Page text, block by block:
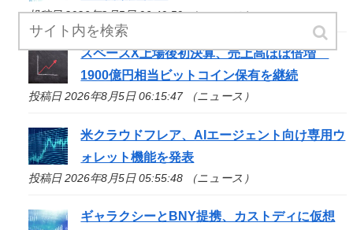
投稿日 2026年8月5日 06:40:50 （ニュース）
スペースX上場後初決算、売上高ほぼ倍増
1900億円相当ビットコイン保有を継続
投稿日 2026年8月5日 06:15:47 （ニュース）
米クラウドフレア、AIエージェント向け専用ウ
ォレット機能を発表
投稿日 2026年8月5日 05:55:48 （ニュース）
ギャラクシーとBNY提携、カストディに仮想